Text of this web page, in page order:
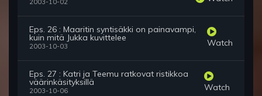
2003-10-02
Eps. 26 : Maaritin syntisäkki on painavampi,
kuin mitä Jukka kuvittelee
2003-10-03 Watch
Eps. 27 : Katri ja Teemu ratkovat ristikkoa
väärinkäsityksillä
2003-10-06 Watch